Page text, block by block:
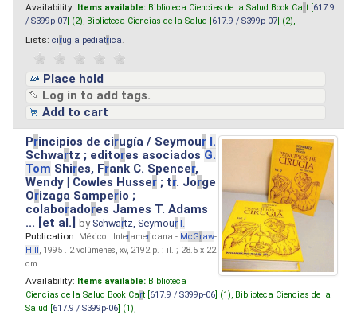
Availability: Items available: Biblioteca Ciencias de la Salud Book Cart [ 617.9
/ S399p-07 ] (2), Biblioteca Ciencias de la Salud [ 617.9 / S399p-07 ] (2),
Lists: cirugia pediatrica
Place hold
Log in to add tags.
Add to cart
Principios de cirugía / Seymour I.
Schwartz ; editores asociados G.
Tom Shires, Frank C. Spencer,
Wendy | Cowles Husser ; tr. Jorge
Orizaga Samperio ;
colaboradores James T. Adams
... [et al.]by Schwartz, Seymour I.
Publication: México : Interamericana - McGraw-
Hill, 1995 . 2 volúmenes, xv, 2192 p. : il. ; 28.5 x 22
cm.
Availability: Items available: Biblioteca
Ciencias de la Salud Book Cart [ 617.9 / S399p-06 ] (1), Biblioteca Ciencias de la
Salud [ 617.9 / S399p-06 ] (1),